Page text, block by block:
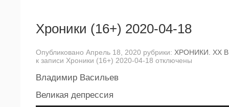
Хроники (16+) 2020-04-18
Опубликовано Апрель 18, 2020 рубрики: ХРОНИКИ. ХХ
к записи Хроники (16+) 2020-04-18 отключены
Владимир Васильев
Великая депрессия